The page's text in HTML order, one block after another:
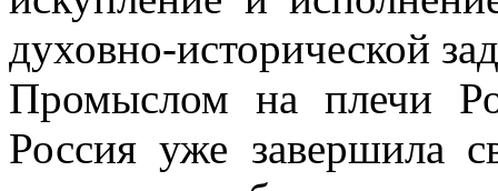
духовно-исторической
Промыслом на плечи
Россия уже завершила